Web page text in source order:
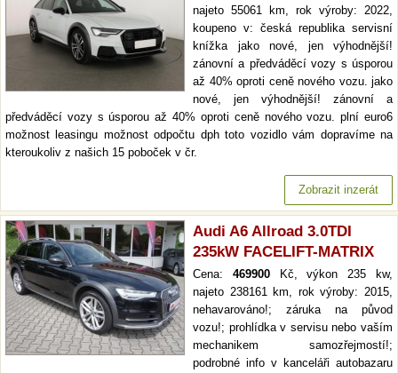
najeto 55061 km, rok výroby: 2022,
koupeno v: česká republika servisní
knížka jako nové, jen výhodnější!
zánovní a předváděcí vozy s úsporou
až 40% oproti ceně nového vozu. jako
nové, jen výhodnější! zánovní a
předváděcí vozy s úsporou až 40% oproti ceně nového vozu. plní euro6
možnost leasingu možnost odpočtu dph toto vozidlo vám dopravíme na
kteroukoliv z našich 15 poboček v čr.
Zobrazit inzerát
Audi A6 Allroad 3.0TDI
235kW FACELIFT-MATRIX
Cena: 469900Kč, výkon 235 kw,
najeto 238161 km, rok výroby: 2015,
nehavarováno!; záruka na původ
vozu!; prohlídka v servisu nebo vaším
mechanikem samozřejmostí!;
podrobné info v kanceláři autobazaru